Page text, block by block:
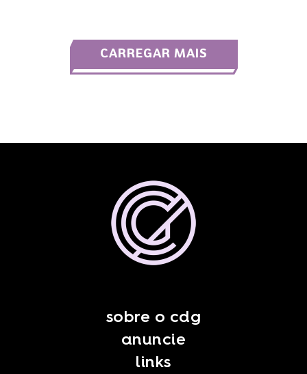
CARREGAR MAIS
sobre o cdg
anuncie
links